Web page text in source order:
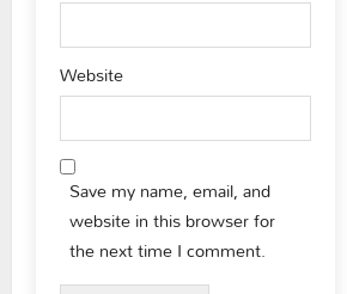
Website
Save my name, email, and
website in this browser for
the next time I comment.